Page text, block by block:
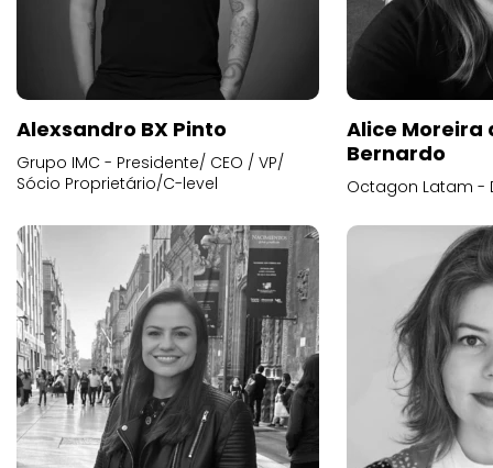
Alexsandro BX Pinto
Grupo IMC - Presidente/ CEO / VP/
Sócio Proprietário/C-level
Alice
Bernardo
Octagon Latam -